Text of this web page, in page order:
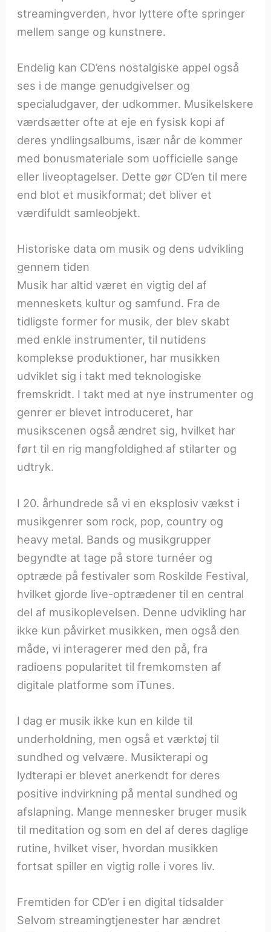
streamingverden, hvor lyttere ofte springer
mellem sange og kunstnere.
Endelig kan CD’ens nostalgiske appel også
ses i de mange genudgivelser og
specialudgaver, der udkommer. Musikelskere
værdsætter ofte at eje en fysisk kopi af
deres yndlingsalbums, især når de kommer
med bonusmateriale som uofficielle sange
eller liveoptagelser. Dette gør CD’en til mere
end blot et musikformat; det bliver et
værdifuldt samleobjekt.
Historiske data om musik og dens udvikling
gennem tiden
Musik har altid været en vigtig del af
menneskets kultur og samfund. Fra de
tidligste former for musik, der blev skabt
med enkle instrumenter, til nutidens
komplekse produktioner, har musikken
udviklet sig i takt med teknologiske
fremskridt. I takt med at nye instrumenter og
genrer er blevet introduceret, har
musikscenen også ændret sig, hvilket har
ført til en rig mangfoldighed af stilarter og
udtryk.
I 20. århundrede så vi en eksplosiv vækst i
musikgenrer som rock, pop, country og
heavy metal. Bands og musikgrupper
begyndte at tage på store turnéer og
optræde på festivaler som Roskilde Festival,
hvilket gjorde live-optrædener til en central
del af musikoplevelsen. Denne udvikling har
ikke kun påvirket musikken, men også den
måde, vi interagerer med den på, fra
radioens popularitet til fremkomsten af
digitale platforme som iTunes.
I dag er musik ikke kun en kilde til
underholdning, men også et værktøj til
sundhed og velvære. Musikterapi og
lydterapi er blevet anerkendt for deres
positive indvirkning på mental sundhed og
afslapning. Mange mennesker bruger musik
til meditation og som en del af deres daglige
rutine, hvilket viser, hvordan musikken
fortsat spiller en vigtig rolle i vores liv.
Fremtiden for CD’er i en digital tidsalder
Selvom streamingtjenester har ændret